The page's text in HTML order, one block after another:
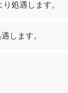
処遇します。
します。